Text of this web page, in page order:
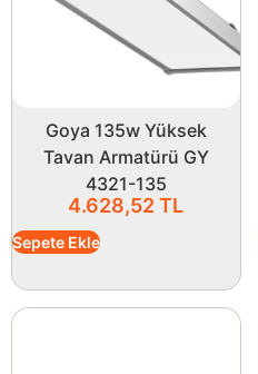
Goya 135w Yüksek
Tavan Armatürü GY
4321-135
4.628,52TL
Sepete Ekle